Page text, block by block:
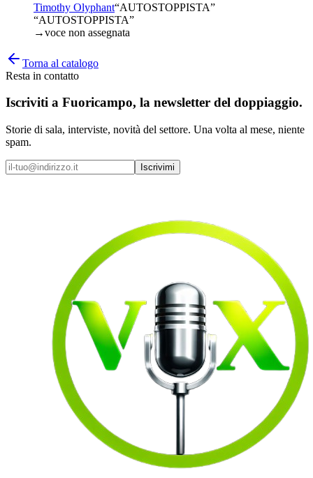
Timothy Olyphant“AUTOSTOPPISTA”
“AUTOSTOPPISTA”
→voce non assegnata
Torna al catalogo
Resta in contatto
Iscriviti a Fuoricampo, la newsletter del doppiaggio.
Storie di sala, interviste, novità del settore. Una volta al mese, niente
spam.
Iscrivimi